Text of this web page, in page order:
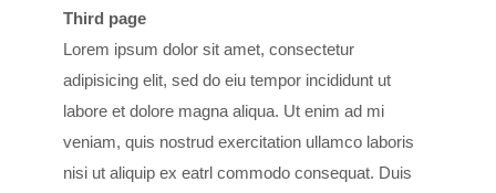
Third page
Lorem ipsum dolor sit amet, consectetur
adipisicing elit, sed do eiu tempor incididunt ut
labore et dolore magna aliqua. Ut enim ad mi
veniam, quis nostrud exercitation ullamco laboris
nisi ut aliquip ex eatrl commodo consequat. Duis